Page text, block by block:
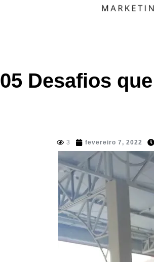
05 Desafios
3 fevereiro 7, 2022